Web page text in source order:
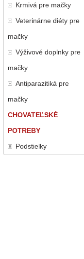
Krmivá pre mačky
Veterinárne diéty pre
mačky
Výživové doplnky pre
mačky
Antiparazitiká pre
mačky
CHOVATEĽSKÉ
POTREBY
Podstielky